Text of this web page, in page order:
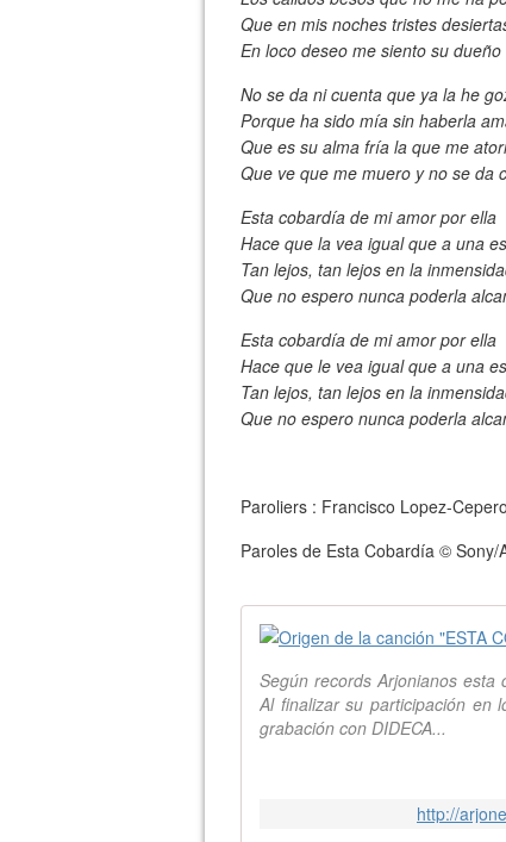
Que en mis noches tristes
En loco deseo me siento su dueño
No se da ni cuenta que ya la he
Porque ha sido mía sin haberla
Que es su alma fría la que me
Que ve que me muero y no se da
Esta cobardía de mi amor por ella
Hace que la vea igual que a una
Tan lejos, tan lejos en la
Que no espero nunca poderla
Esta cobardía de mi amor por ella
Hace que le vea igual que a una
Tan lejos, tan lejos en la
Que no espero nunca poderla
Paroliers : Francisco Lopez-
Paroles de Esta Cobardía © Sony/
Según records Arjonianos
Al finalizar su participación en
grabación con DIDECA...
http://